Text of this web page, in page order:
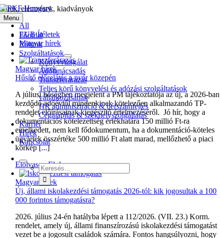
Kihagyás
Menu
Főoldal
Rólunk
Szolgáltatások
Könyvvizsgálat
Adótanácsadás
Transzferárazás
Teljes körű könyvelési és adózási szolgáltatások
vállalkozásának
HR adminisztráció & bérszámfejtés
Cégalapítás & székhelyszolgáltatás
Karrier
Hírek
Kapcsolat
Keresés...
Hírek, elemzések, kiadványok
All
EUB Ítéletek
Magyar hírek
Magyar hírek
Hűsítő előrelátás a nyár közepén
A júliusi hőségben megjelent a PM tájékoztatója az új, a 2026-ban
kezdődő adóévtől mindenkinek kötelezően alkalmazandó TP-
rendelet előírásainak kiegészítő értelmezéséről. Jó hír, hogy a
dokumentációs kötelezettség értékhatára 150 millió Ft-ra
emelkedett, nem kell fődokumentum, ha a dokumentáció-köteles
ügyletek összértéke 500 millió Ft alatt marad, mellőzhető a piaci
körkép [...]
ElolvasomElolvasom
Magyar hírek
Új, állami iskolakezdési támogatás 2026-tól: kik jogosultak a 100
000 forintos támogatásra?
2026. július 24-én hatályba lépett a 112/2026. (VII. 23.) Korm.
rendelet, amely új, állami finanszírozású iskolakezdési támogatást
vezet be a jogosult családok számára. Fontos hangsúlyozni, hogy